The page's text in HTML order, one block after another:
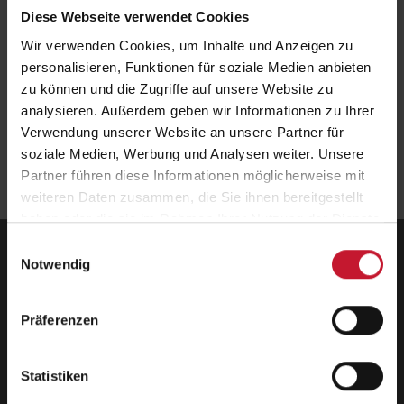
Diese Webseite verwendet Cookies
Wir verwenden Cookies, um Inhalte und Anzeigen zu
personalisieren, Funktionen für soziale Medien anbieten
zu können und die Zugriffe auf unsere Website zu
analysieren. Außerdem geben wir Informationen zu Ihrer
Verwendung unserer Website an unsere Partner für
soziale Medien, Werbung und Analysen weiter. Unsere
Partner führen diese Informationen möglicherweise mit
weiteren Daten zusammen, die Sie ihnen bereitgestellt
haben oder die sie im Rahmen Ihrer Nutzung der Dienste
Notwendig
Präferenzen
Statistiken
Leiterin des Fachbereichs Ernährung an der DHfPG/BSA-Akademie,
Aline Emanuel, sowie die Dozenten aus dem Fachbereich Trainings-
und Bewegungswissenschaften, Johanna Kummer und Patrick Berndt,
waren zu Gast bei den
Gewissen-Guerillas vom SR
Zurück zur Übersicht
Deutsche Hochschule für Prävention und
Hermann-Neuberger-Straße 3
Telefax: +49 681 6855-190